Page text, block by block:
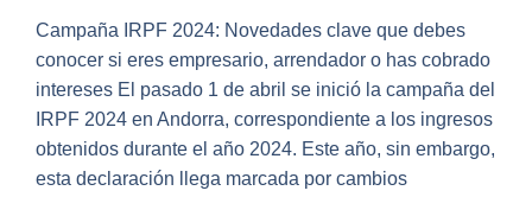
Campaña IRPF 2024: Novedades clave que debes
conocer si eres empresario, arrendador o has cobrado
intereses El pasado 1 de abril se inició la campaña del
IRPF 2024 en Andorra, correspondiente a los ingresos
obtenidos durante el año 2024. Este año, sin embargo,
esta declaración llega marcada por cambios